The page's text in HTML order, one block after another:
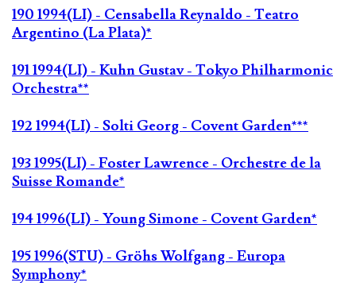
190 1994(LI) - Censabella Reynaldo - Teatro
Argentino (La Plata)*
191 1994(LI) - Kuhn Gustav - Tokyo Philharmonic
Orchestra**
192 1994(LI) - Solti Georg - Covent Garden***
193 1995(LI) - Foster Lawrence - Orchestre de la
Suisse Romande*
194 1996(LI) - Young Simone - Covent Garden*
195 1996(STU) - Gröhs Wolfgang - Europa
Symphony*